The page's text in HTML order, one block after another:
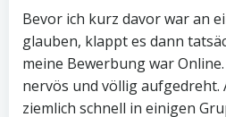
Bevor ich kurz davor war an
glauben, klappt es dann
meine Bewerbung war
nervös und völlig aufgedreht.
ziemlich schnell in einigen